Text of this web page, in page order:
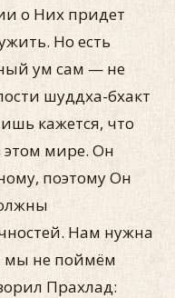
о Них придет
Но есть
ум сам — не
шуддха-бхакт
кажется, что
этом мире. Он
поэтому Он
Нам нужна
мы не поймём
Прахлад: